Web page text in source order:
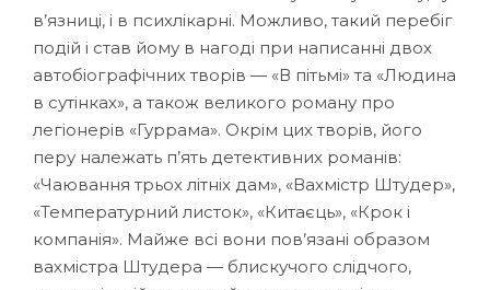
в’язниці, і в психлікарні. Можливо, такий перебіг
подій і став йому в нагоді при написанні двох
автобіографічних творів — «В пітьмі» та «Людина
в сутінках», а також великого роману про
легіонерів «Гуррама». Окрім цих творів, його
перу належать п’ять детективних романів:
«Чаювання трьох літніх дам», «Вахмістр Штудер»,
«Температурний листок», «Китаєць», «Крок і
компанія». Майже всі вони пов’язані образом
вахмістра Штудера — блискучого слідчого,